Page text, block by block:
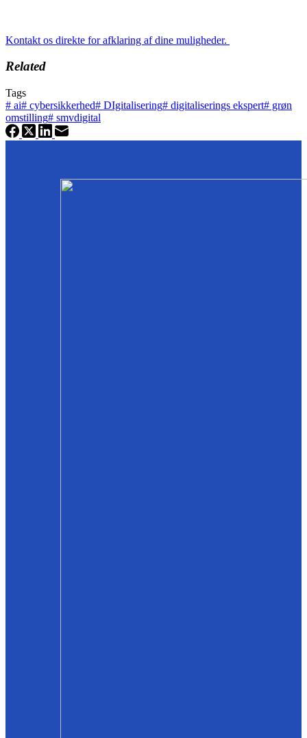
Kontakt os direkte for afklaring af dine muligheder.
Related
Tags
# ai# cybersikkerhed# DIgitalisering# digitaliserings ekspert# grøn
omstilling# smvdigital